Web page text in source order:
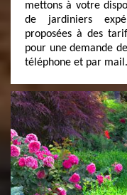
mettons à votre
de jardiniers
proposées à des
pour une demande
téléphone et par mail.